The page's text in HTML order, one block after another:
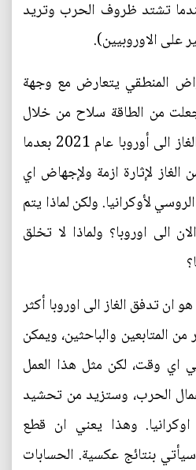
تشتد ظروف الحرب وتريد
على الاوروبيين).
المنطقي يتعارض مع وجهة
جعلت من الطاقة سلاح من خلال
عدم ارسال ما يكفي من الغاز الى أوروبا عام 2021 بعدما
لإثارة ازمة ولإجهاض اي
لأوكرانيا. ولكن لماذا يتم
الى اوروبا؟ ولماذا لا تخلق
ان تدفق الغاز الى اوروبا أكثر
المتابعين والباحثين، ويمكن
اي وقت، لكن مثل هذا العمل
الحرب، وستزيد من تحشيد
اوكرانيا. وهذا يعني ان قطع
بنتائج عكسية. الحسابات